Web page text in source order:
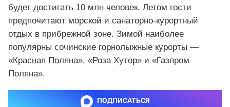
будет достигать 10 млн человек. Летом гости
предпочитают морской и санаторно-курортный
отдых в прибрежной зоне. Зимой наиболее
популярны сочинские горнолыжные курорты —
«Красная Поляна», «Роза Хутор» и «Газпром
Поляна».
ПОДПИСАТЬСЯ